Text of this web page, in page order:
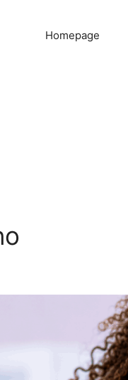
Homepage